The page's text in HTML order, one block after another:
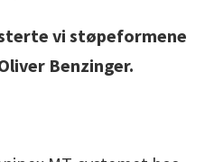
vi støpeformene
Benzinger.